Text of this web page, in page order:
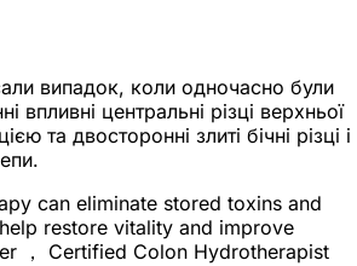
випадок, коли одночасно були
впливні центральні різці верхньої
та двосторонні злиті бічні різці і
can eliminate stored toxins and
restore vitality and improve
， Certified Colon Hydrotherapist